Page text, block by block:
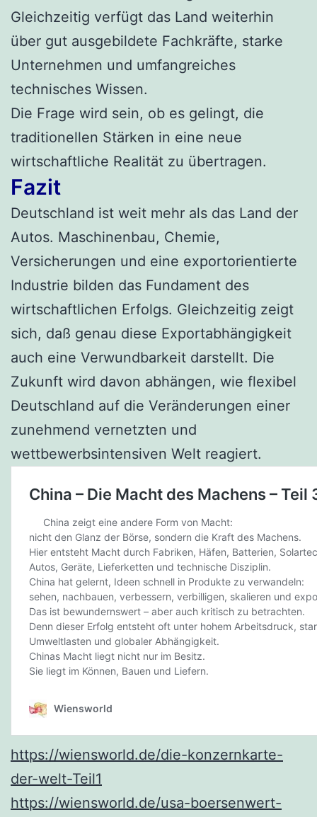
Gleichzeitig verfügt das Land weiterhin
über gut ausgebildete Fachkräfte, starke
Unternehmen und umfangreiches
technisches Wissen.
Die Frage wird sein, ob es gelingt, die
traditionellen Stärken in eine neue
wirtschaftliche Realität zu übertragen.
Fazit
Deutschland ist weit mehr als das Land der
Autos. Maschinenbau, Chemie,
Versicherungen und eine exportorientierte
Industrie bilden das Fundament des
wirtschaftlichen Erfolgs. Gleichzeitig zeigt
sich, daß genau diese Exportabhängigkeit
auch eine Verwundbarkeit darstellt. Die
Zukunft wird davon abhängen, wie flexibel
Deutschland auf die Veränderungen einer
zunehmend vernetzten und
wettbewerbsintensiven Welt reagiert.
https://wiensworld.de/die-konzernkarte-
der-welt-Teil1
https://wiensworld.de/usa-boersenwert-